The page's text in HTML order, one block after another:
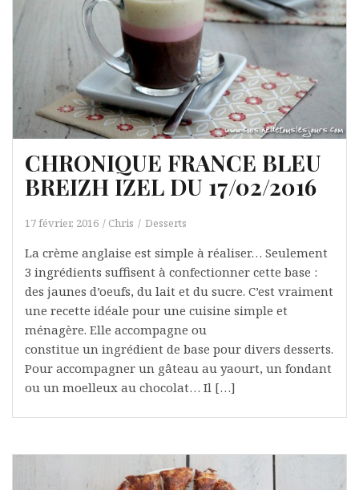
CHRONIQUE FRANCE BLEU
BREIZH IZEL DU 17/02/2016
17 février, 2016 Chris Desserts
La crème anglaise est simple à réaliser… Seulement
3 ingrédients suffisent à confectionner cette base :
des jaunes d’oeufs, du lait et du sucre. C’est vraiment
une recette idéale pour une cuisine simple et
ménagère. Elle accompagne ou
constitue un ingrédient de base pour divers desserts.
Pour accompagner un gâteau au yaourt, un fondant
ou un moelleux au chocolat… Il […]